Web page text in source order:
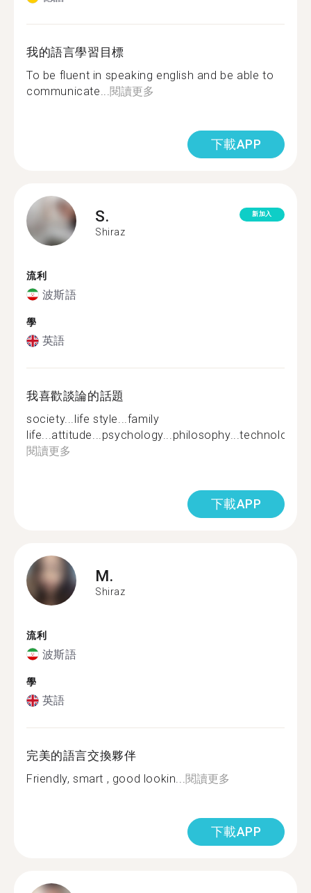
我的語言學習目標
To be fluent in speaking english and be able to
communicate...閱讀更多
下載APP
S.
Shiraz
新加入
流利
波斯語
學
英語
我喜歡談論的話題
society...life style...family
閱讀更多
下載APP
M.
Shiraz
流利
波斯語
學
英語
完美的語言交換夥伴
Friendly, smart , good lookin...閱讀更多
下載APP